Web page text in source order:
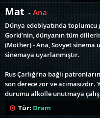
Mat - Ana
Dünya edebiyatında toplumcu
Gorki’nin, dünyanın tüm
(Mother) - Ana, Sovyet sinema
sinemaya uyarlanmıştır.
Rus Çarlığı’na bağlı
son derece zor ve
durumu alkolle unutmaya
çaresizdir. Oğul Pavel,
mahkum edilir. Tüm bu altüst
Tür: Dram